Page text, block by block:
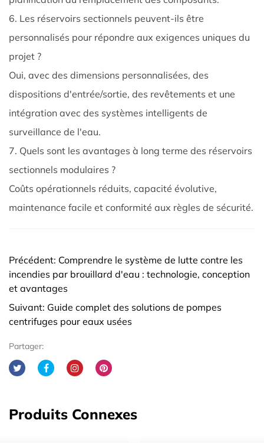
6. Les réservoirs sectionnels peuvent-ils être
personnalisés pour répondre aux exigences uniques du
projet ?
Oui, avec des dimensions personnalisées, des
dispositions d'entrée/sortie, des revêtements et une
intégration avec des systèmes intelligents de
surveillance de l'eau.
7. Quels sont les avantages à long terme des réservoirs
sectionnels modulaires ?
Coûts opérationnels réduits, capacité évolutive,
maintenance facile et conformité aux règles de sécurité.
Précédent: Comprendre le système de lutte contre les
incendies par brouillard d'eau : technologie, conception
et avantages
Suivant: Guide complet des solutions de pompes
centrifuges pour eaux usées
Partager:
Produits Connexes